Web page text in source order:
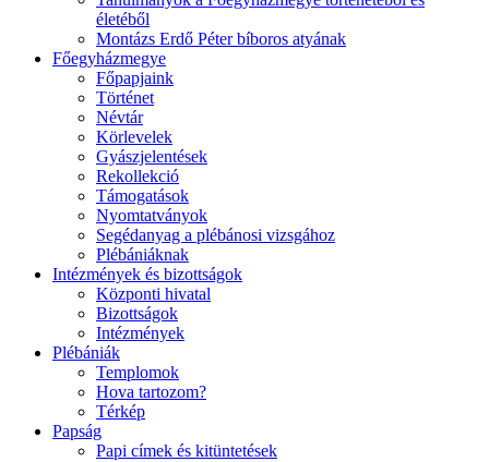
életéből
Montázs Erdő Péter bíboros atyának
Főegyházmegye
Főpapjaink
Történet
Névtár
Körlevelek
Gyászjelentések
Rekollekció
Támogatások
Nyomtatványok
Segédanyag a plébánosi vizsgához
Plébániáknak
Intézmények és bizottságok
Központi hivatal
Bizottságok
Intézmények
Plébániák
Templomok
Hova tartozom?
Térkép
Papság
Papi címek és kitüntetések